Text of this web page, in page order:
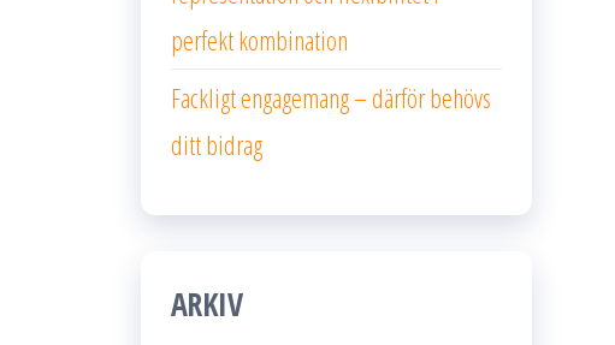
perfekt kombination
Fackligt engagemang – därför behövs
ditt bidrag
ARKIV